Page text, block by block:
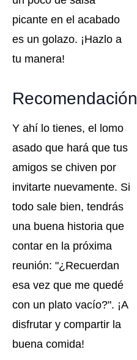
picante en el acabado
es un golazo. ¡Hazlo a
tu manera!
Recomendación
Y ahí lo tienes, el lomo
asado que hará que tus
amigos se chiven por
invitarte nuevamente. Si
todo sale bien, tendrás
una buena historia que
contar en la próxima
reunión: "¿Recuerdan
esa vez que me quedé
con un plato vacío?". ¡A
disfrutar y compartir la
buena comida!